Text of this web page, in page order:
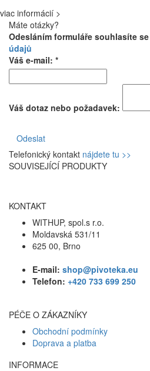
viac informácií >
Máte otázky?
Odesláním formuláře souhlasíte se
údajů
Váš e-mail: *
Váš dotaz nebo požadavek:
Odeslat
Telefonický kontakt nájdete tu >>
SOUVISEJÍCÍ PRODUKTY
KONTAKT
WITHUP, spol.s r.o.
Moldavská 531/11
625 00, Brno
E-mail: shop@pivoteka.eu
Telefon: +420 733 699 250
PÉČE O ZÁKAZNÍKY
Obchodní podmínky
Doprava a platba
INFORMACE